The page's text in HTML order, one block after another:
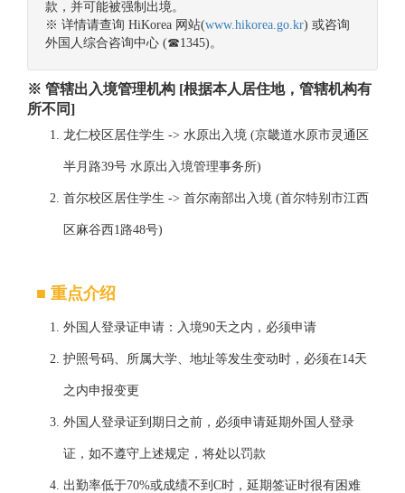
款，并可能被强制出境。
※ 详情请查询 HiKorea 网站(www.hikorea.go.kr) 或咨询
外国人综合咨询中心 (☎1345)。
※ 管辖出入境管理机构 [根据本人居住地，管辖机构有
所不同]
龙仁校区居住学生 -> 水原出入境 (京畿道水原市灵通区
半月路39号 水原出入境管理事务所)
首尔校区居住学生 -> 首尔南部出入境 (首尔特别市江西
区麻谷西1路48号)
■ 重点介绍
外国人登录证申请：入境90天之内，必须申请
护照号码、所属大学、地址等发生变动时，必须在14天
之内申报变更
外国人登录证到期日之前，必须申请延期外国人登录
证，如不遵守上述规定，将处以罚款
出勤率低于70%或成绩不到C时，延期签证时很有困难